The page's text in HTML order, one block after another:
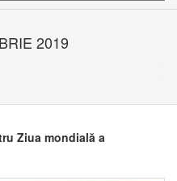
2019
Ziua mondială a